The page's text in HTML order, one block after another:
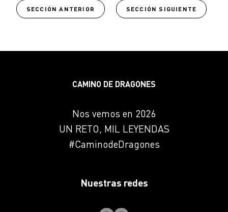
SECCIÓN ANTERIOR SECCIÓN SIGUIENTE
CAMINO DE DRAGONES
Nos vemos en 2026
UN RETO, MIL LEYENDAS
#CaminodeDragones
Nuestras redes